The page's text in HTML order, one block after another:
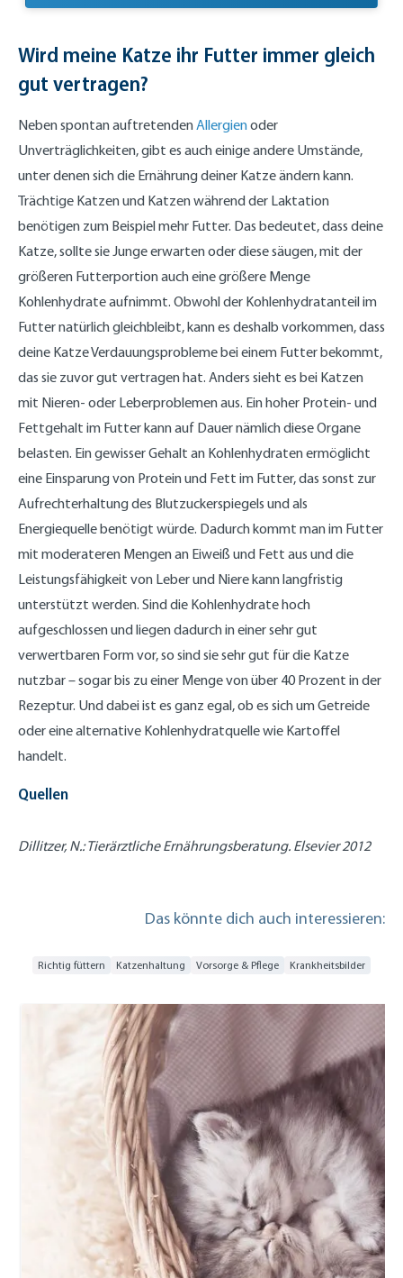
Wird meine Katze ihr Futter immer gleich
gut vertragen?
Neben spontan auftretendenAllergienoder
Unverträglichkeiten, gibt es auch einige andere Umstände,
unter denen sich die Ernährung deiner Katze ändern kann.
Trächtige Katzen und Katzen während der Laktation
benötigen zum Beispiel mehr Futter. Das bedeutet, dass deine
Katze, sollte sie Junge erwarten oder diese säugen, mit der
größeren Futterportion auch eine größere Menge
Kohlenhydrate aufnimmt. Obwohl der Kohlenhydratanteil im
Futter natürlich gleichbleibt, kann es deshalb vorkommen, dass
deine Katze Verdauungsprobleme bei einem Futter bekommt,
das sie zuvor gut vertragen hat. Anders sieht es bei Katzen
mit Nieren- oder Leberproblemen aus. Ein hoher Protein- und
Fettgehalt im Futter kann auf Dauer nämlich diese Organe
belasten. Ein gewisser Gehalt an Kohlenhydraten ermöglicht
eine Einsparung von Protein und Fett im Futter, das sonst zur
Aufrechterhaltung des Blutzuckerspiegels und als
Energiequelle benötigt würde. Dadurch kommt man im Futter
mit moderateren Mengen an Eiweiß und Fett aus und die
Leistungsfähigkeit von Leber und Niere kann langfristig
unterstützt werden. Sind die Kohlenhydrate hoch
aufgeschlossen und liegen dadurch in einer sehr gut
verwertbaren Form vor, so sind sie sehr gut für die Katze
nutzbar – sogar bis zu einer Menge von über 40 Prozent in der
Rezeptur. Und dabei ist es ganz egal, ob es sich um Getreide
oder eine alternative Kohlenhydratquelle wie Kartoffel
handelt.
Quellen
Dillitzer, N.: Tierärztliche Ernährungsberatung. Elsevier 2012
Das könnte dich auch interessieren:
Richtig füttern Katzenhaltung Vorsorge & Pflege Krankheitsbilder